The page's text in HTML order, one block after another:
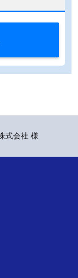
式会社 様